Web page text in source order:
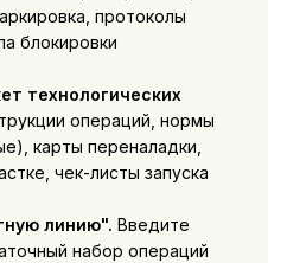
протоколы
блокировки
технологических
операций, нормы
карты переналадки,
чек-листы запуска
линию". Введите
набор операций